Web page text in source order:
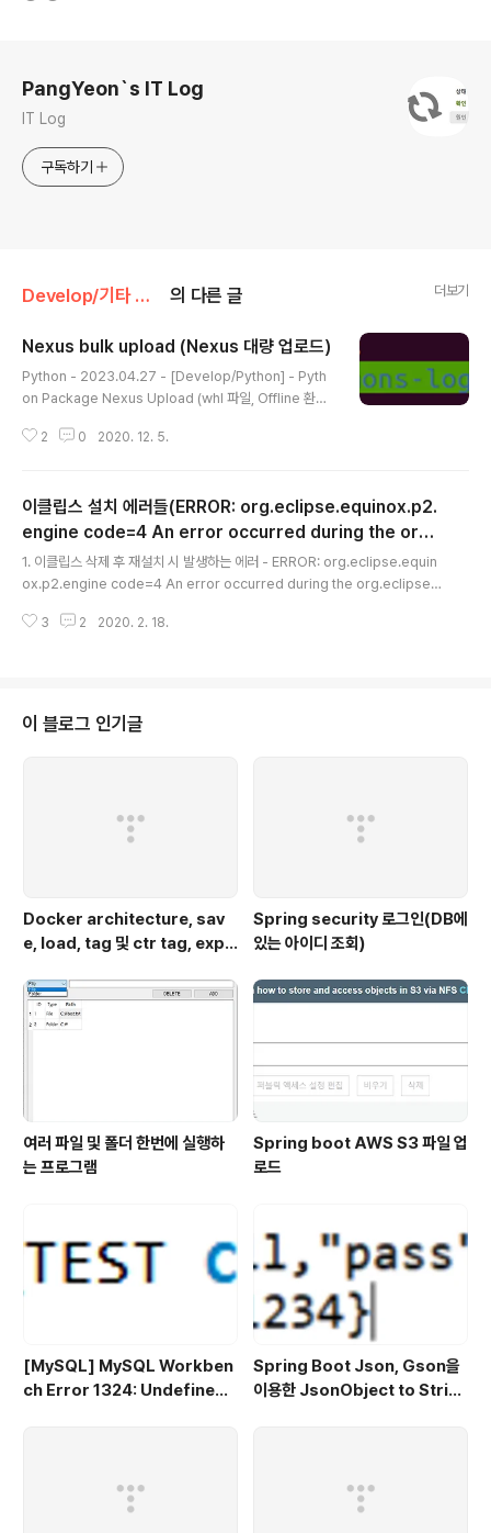
PangYeon`s IT Log
IT Log
구독하기
Develop/기타 작업 의 다른 글 더보기
Nexus bulk upload (Nexus 대량 업로드)
Python - 2023.04.27 - [Develop/Python] - Pyth
on Package Nexus Upload (whl 파일, Offline 환경)
epository에 Maven 라이브러리들을 대량 업로드할 필
1.1 mavenimport.sh 아래의 주소에 접속해서 Nexus
설치 서버에 mavenimport.sh를 다운받는다. github.c
om/sonatype-nexus-community/nexus-reposit
2 0 2020. 12. 5.
이클립스 설치 에러들(ERROR: org.eclipse.equinox.p2.
engine code=4 An error occurred during the org.
eclipse.equinox.internal.p2.engine.phases.Check
Trust phase, please choose another workspace a
1. 이클립스 삭제 후 재설치 시 발생하는 에러 - ERROR: org.eclipse.equin
ox.p2.engine code=4 An error occurred during the org.eclipse.e
lipse, .m2, .p2 폴더 삭제 2. 프로젝트 선택 시 발생하는 에러 - please cho
3 2 2020. 2. 18.
이 블로그 인기글
Docker architecture, sav
e, load, tag 및 ctr tag, expo
Spring security 로그인(DB에
있는 아이디 조회)
여러 파일 및 폴더 한번에 실행하
는 프로그램
Spring boot AWS S3 파일 업
로드
[MySQL] MySQL Workben
ch Error 1324: Undefined
Spring Boot Json, Gson을
이용한 JsonObject to Strin